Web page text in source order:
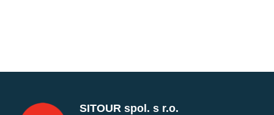
SITOUR spol. s r.o.